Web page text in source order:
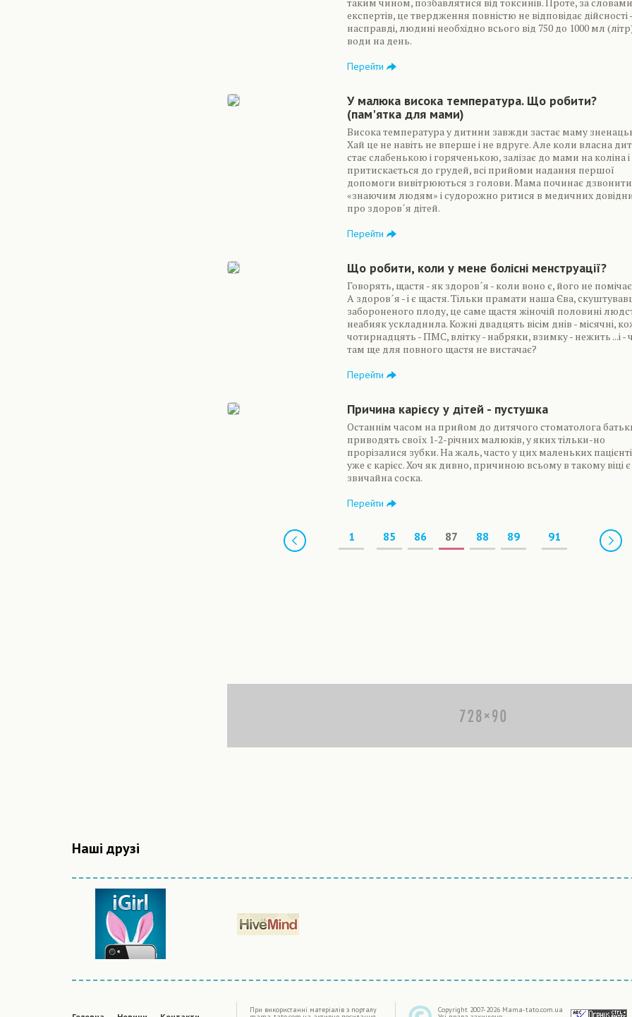
експертів, це твердження повністю не відповідає дійсності -
насправді, людині необхідно всього від 750 до 1000 мл
води на день.
Перейти
У малюка висока температура. Що робити?
(пам'ятка для мами)
Висока температура у дитини завжди застає маму
Хай це не навіть не вперше і не вдруге. Але коли власна
стає слабенькою і горяченькою, залізає до мами на коліна і
притискається до грудей, всі прийоми надання першої
допомоги вивітрюються з голови. Мама починає дзвонити
«знаючим людям» і судорожно ритися в медичних
про здоров´я дітей.
Перейти
Що робити, коли у мене болісні менструації?
Говорять, щастя - як здоров´я - коли воно є, його не
А здоров´я - і є щастя. Тільки прамати наша Єва,
забороненого плоду, це саме щастя жіночій половині
неабияк ускладнила. Кожні двадцять вісім днів - місячні,
чотирнадцять - ПМС, влітку - набряки, взимку - нежить ...і -
там ще для повного щастя не вистачає?
Перейти
Причина карієсу у дітей - пустушка
Останнім часом на прийом до дитячого стоматолога
приводять своїх 1-2-річних малюків, у яких тільки-но
прорізалися зубки. На жаль, часто у цих маленьких
уже є карієс. Хоч як дивно, причиною всьому в такому віці є
звичайна соска.
Перейти
Предыдущая
1 85 86 87 88 89 91
Наші друзі
При використаннi матерiалiв з порталу Copyright 2007-2026 Mama-tato.com.ua